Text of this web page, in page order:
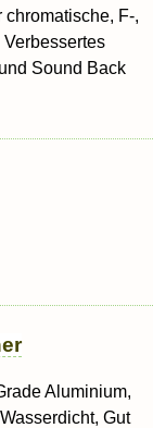
F-,
Sound Back
Aluminium,
Gut